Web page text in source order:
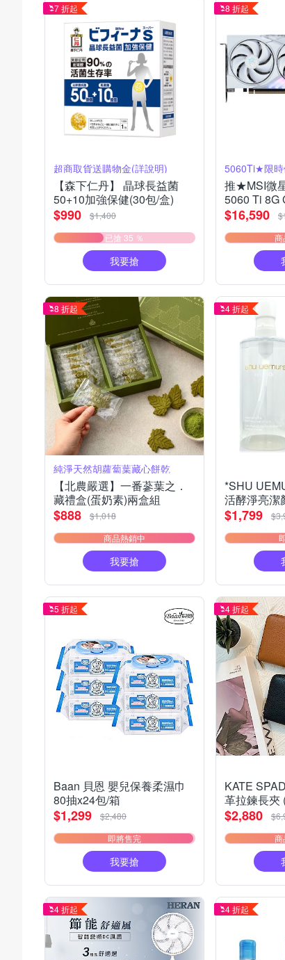
7 折起
超商取貨送購物金(詳說明)
【森下仁丹】 晶球長益菌
50+10加強保健(30包/盒)
$990
$1,400
已搶 35 ％
我要搶
8 折起
5060Ti★限
推★MSI微
5060 Ti 8G
OC WHITE
$16,590
商
8 折起
純淨天然胡蘿蔔葉藏心餅乾
【北農嚴選】一番蔘葉之．
藏禮盒(蛋奶素)兩盒組
$888
$1,018
商品熱銷中
我要搶
4 折起
*SHU
活酵淨亮潔
精萃潔顏油
$1,799
5 折起
Baan 貝恩 嬰兒保養柔濕巾
80抽x24包/箱
$1,299
$2,480
即將售完
我要搶
4 折起
KATE
革拉鍊長夾
$2,880
商
4 折起 4 折起